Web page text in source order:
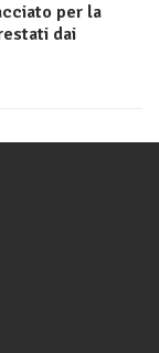
per la
dai